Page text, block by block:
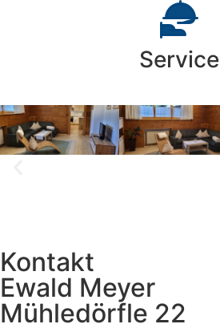
Service
Kontakt
Ewald Meyer
Mühledörfle 22